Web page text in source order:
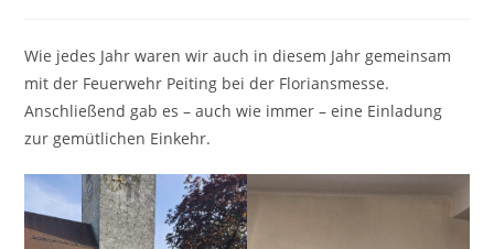
Wie jedes Jahr waren wir auch in diesem Jahr gemeinsam
mit der Feuerwehr Peiting bei der Floriansmesse.
Anschließend gab es – auch wie immer – eine Einladung
zur gemütlichen Einkehr.